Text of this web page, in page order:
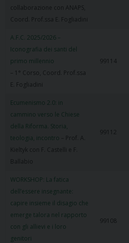
collaborazione con ANAPS,
Coord. Prof.ssa E. Fogliadini
A.F.C. 2025/2026 –
Iconografia dei santi del
primo millennio
– 1° Corso, Coord. Prof.ssa
E. Fogliadini
99114
Ecumenismo 2.0: in
cammino verso le Chiese
della Riforma. Storia,
teologia, incontro
– Prof. A.
Kieltyk con F. Castelli e F.
Ballabio
99112
WORKSHOP: La fatica
dell’essere insegnante:
capire insieme il disagio che
emerge talora nel rapporto
con gli allievi e i loro
genitori
99108